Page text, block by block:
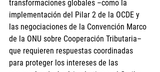
transformaciones globales –como la
implementación del Pilar 2 de la OCDE y
las negociaciones de la Convención Marco
de la ONU sobre Cooperación Tributaria–
que requieren respuestas coordinadas
para proteger los intereses de las